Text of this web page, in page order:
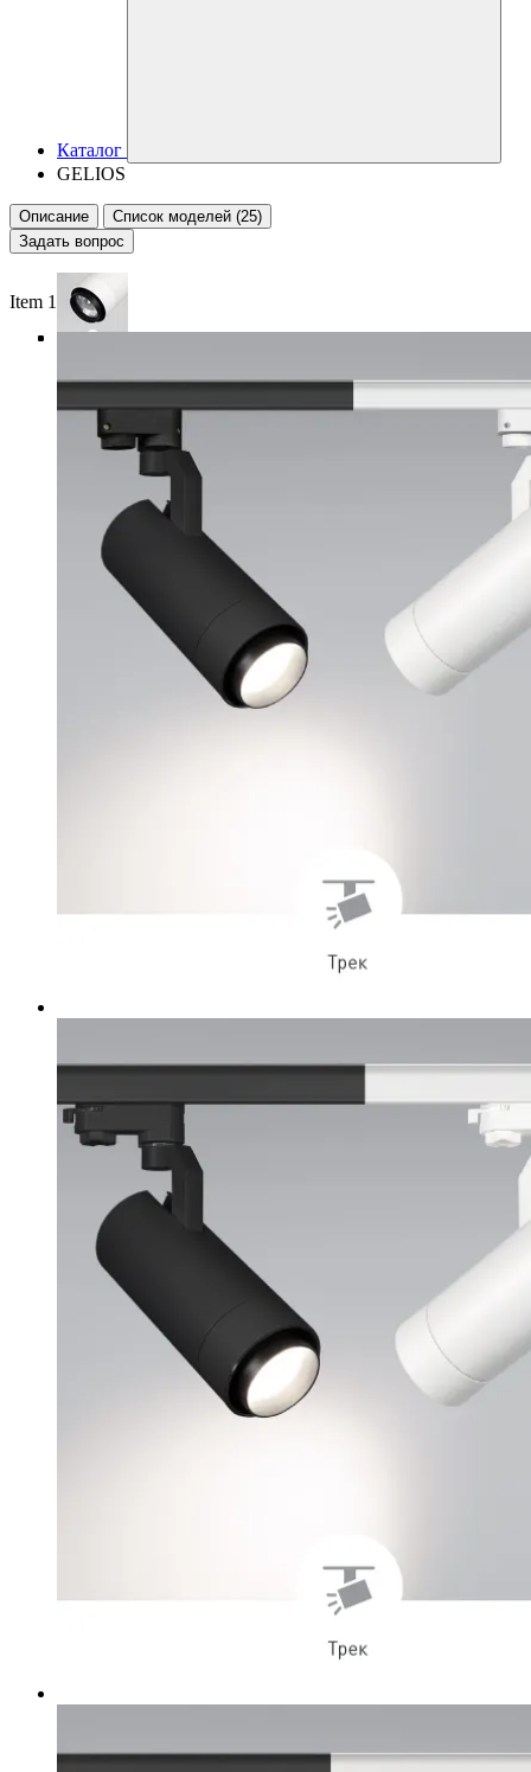
Каталог
GELIOS
Описание
Список моделей (25)
Задать вопрос
Item 1 of 4